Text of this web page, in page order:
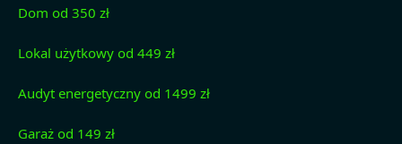
Dom od 350 zł
Lokal użytkowy od 449 zł
Audyt energetyczny od 1499 zł
Garaż od 149 zł